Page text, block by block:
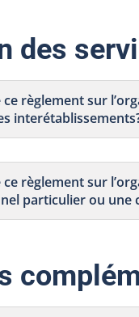
des
ce règlement sur
ce règlement sur
particulier ou une